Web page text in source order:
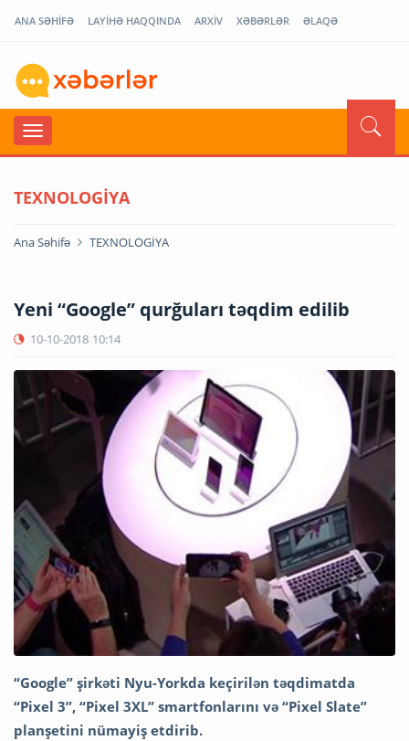
ANA SƏHİFƏ LAYİHƏ HAQQINDA ARXİV XƏBƏRLƏR ƏLAQƏ
TEXNOLOGİYA
Ana Səhifə TEXNOLOGİYA
Yeni “Google” qurğuları təqdim edilib
10-10-2018 10:14
“Google” şirkəti Nyu-Yorkda keçirilən təqdimatda
“Pixel 3”, “Pixel 3XL” smartfonlarını və “Pixel Slate”
planşetini nümayiş etdirib.